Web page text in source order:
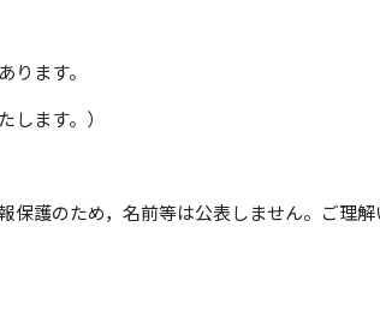
ます。
します。）
護のため，名前等は公表しません。ご理解